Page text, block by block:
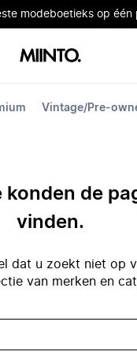
modeboetieks op één
Vintage/Pre-
konden de
vinden.
dat u zoekt niet op
van merken en